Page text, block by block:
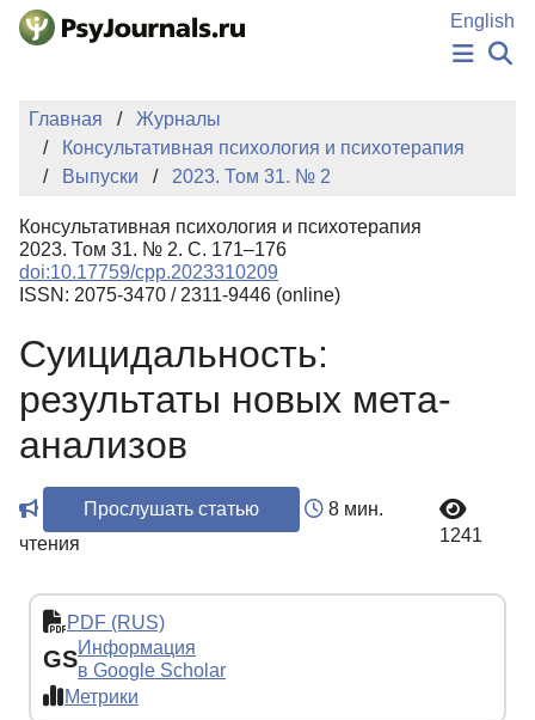
Перейти к основному содержанию
English
НОВОСТИ
АВТОРЫ
КЛЮЧЕВЫЕ СЛОВА
Регистрация
Главная
Журналы
Консультативная психология и психотерапия
Выпуски
2023. Том 31. № 2
Консультативная психология и психотерапия
2023. Том 31. № 2. С. 171–176
doi:10.17759/cpp.2023310209
ISSN: 2075-3470 / 2311-9446 (online)
Суицидальность:
результаты новых мета-
анализов
Прослушать статью
8 мин.
чтения
1241
PDF (RUS)
GSИнформация
в Google Scholar
Метрики